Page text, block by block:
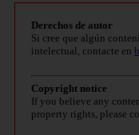
Derechos de autor
Si cree que algún
intelectual, contacte en
Copyright notice
If you believe any
property rights, please